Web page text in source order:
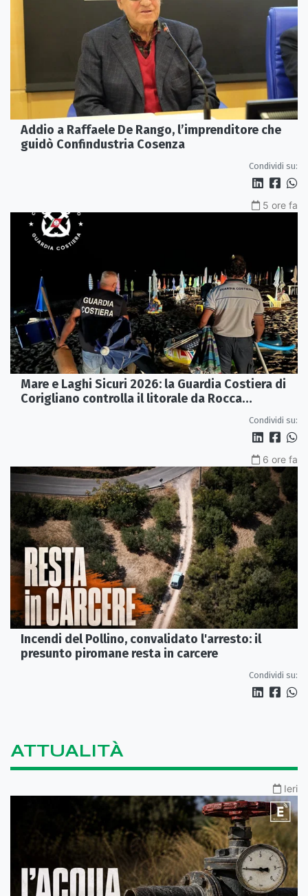
Addio a Raffaele De Rango, l’imprenditore che
guidò Confindustria Cosenza
Condividi su:
5 ore fa
Mare e Laghi Sicuri 2026: la Guardia Costiera di
Corigliano controlla il litorale da Rocca
Condividi su:
6 ore fa
Incendi del Pollino, convalidato l'arresto: il
presunto piromane resta in carcere
Condividi su:
ATTUALITÀ
Ieri